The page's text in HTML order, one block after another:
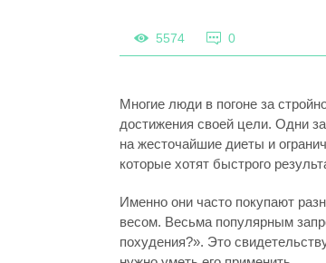
5574 0
Многие люди в погоне за
достижения своей цели. Одни
на жесточайшие диеты и
которые хотят быстрого
Именно они часто покупают
весом. Весьма популярным
похудения?». Это